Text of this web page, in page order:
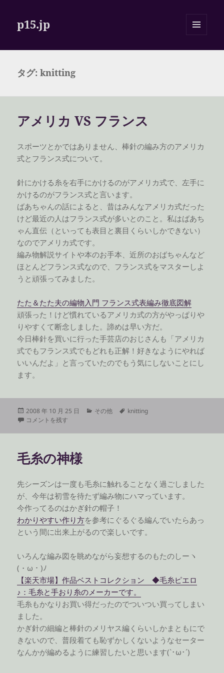
p15.jp
ーとウ
タグ:knitting
アメリカ VS フランス
スポーツとかではありません、棒針の編み方のアメリカ
式とフランス式について。
針にかける糸を右手にかけるのがアメリカ式で、左手に
かけるのがフランス式と言います。
ばあちゃんの話によると、昔はみんなアメリカ式だった
けど最近の人はフランス式が多いとのこと。私はばあち
ゃん直伝（といっても表目と裏目くらいしかできない）
なのでアメリカ式です。
編み物解説サイトや本のお手本、近所のおばちゃんなど
ほとんどフランス式なので、フランス式をマスターしよ
うと頑張ってみました。
たた＆たた夫の編物入門 フランス式表編み徹底図解
頑張った！けど慣れているアメリカ式の方がやっぱりや
りやすくて断念しました。諦めは早い方だ。
今日棒針を買いに行った手芸店のおじさんも「アメリカ
式でもフランス式でもどれも正解！好きなようにやれば
いいんだよ」と言っていたのでもう気にしないことにし
ます。
投
稿
2008 年 10 月 25 日
カ
その他
タ
knitting
アメリカ VS フランス に
コメントを残す
毛糸の神様
先シーズンは一度も毛糸に触れることなく過ごしました
が、今年は初雪を待たず編み物にハマっています。
今作ってるのはかぎ針の帽子！
わかりやすい作り方を参考にぐるぐる編んでいたらあっ
という間に出来上がるので楽しいです。
いろんな編み図を眺めながら妄想するのもたのしーヽ
(・ω・)ﾉ
【楽天市場】作品ベストコレクション ◆毛糸ピエロ
♪：毛糸と手おり糸のメーカーです。
毛糸もかなりお買い得だったのでついつい買ってしまい
ました。
かぎ針の細編と棒針のメリヤス編くらいしかまともにで
きないので、普段着ても恥ずかしくないようなセーター
なんかが編めるように練習したいと思います(`･ω･´)